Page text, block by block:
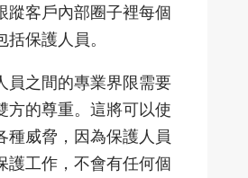
蹤客戶內部圈子裡每個
括保護人員。
員之間的專業界限需要
方的尊重。這將可以使
種威脅，因為保護人員
護工作，不會有任何個